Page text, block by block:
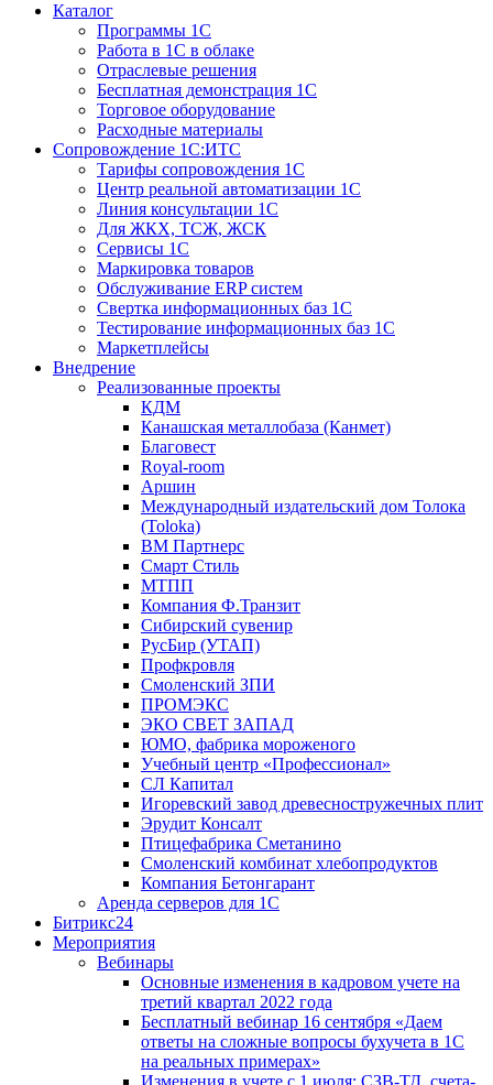
Каталог
Программы 1С
Работа в 1С в облаке
Отраслевые решения
Бесплатная демонстрация 1С
Торговое оборудование
Расходные материалы
Сопровождение 1С:ИТС
Тарифы сопровождения 1С
Центр реальной автоматизации 1С
Линия консультации 1С
Для ЖКХ, ТСЖ, ЖСК
Сервисы 1С
Маркировка товаров
Обслуживание ERP систем
Свертка информационных баз 1С
Тестирование информационных баз 1С
Маркетплейсы
Внедрение
Реализованные проекты
КДМ
Канашская металлобаза (Канмет)
Благовест
Royal-room
Аршин
Международный издательский дом Толока
(Toloka)
ВМ Партнерс
Смарт Стиль
МТПП
Компания Ф.Транзит
Сибирский сувенир
РусБир (УТАП)
Профкровля
Смоленский ЗПИ
ПРОМЭКС
ЭКО СВЕТ ЗАПАД
ЮМО, фабрика мороженого
Учебный центр «Профессионал»
СЛ Капитал
Игоревский завод древесностружечных плит
Эрудит Консалт
Птицефабрика Сметанино
Смоленский комбинат хлебопродуктов
Компания Бетонгарант
Аренда серверов для 1С
Битрикс24
Мероприятия
Вебинары
Основные изменения в кадровом учете на
третий квартал 2022 года
Бесплатный вебинар 16 сентября «Даем
ответы на сложные вопросы бухучета в 1С
на реальных примерах»